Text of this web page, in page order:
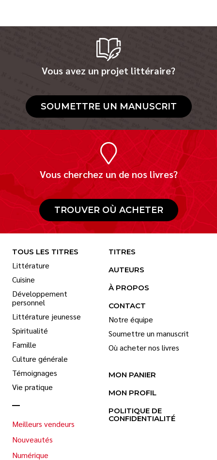
Vous avez un projet littéraire?
SOUMETTRE UN MANUSCRIT
Vous cherchez un de nos livres?
TROUVER OÙ ACHETER
TOUS LES TITRES
Littérature
Cuisine
Développement
personnel
Littérature jeunesse
Spiritualité
Famille
Culture générale
Témoignages
Vie pratique
Meilleurs vendeurs
Nouveautés
Numérique
TITRES
AUTEURS
À PROPOS
CONTACT
Notre équipe
Soumettre un manuscrit
Où acheter nos livres
MON PANIER
MON PROFIL
POLITIQUE DE
CONFIDENTIALITÉ